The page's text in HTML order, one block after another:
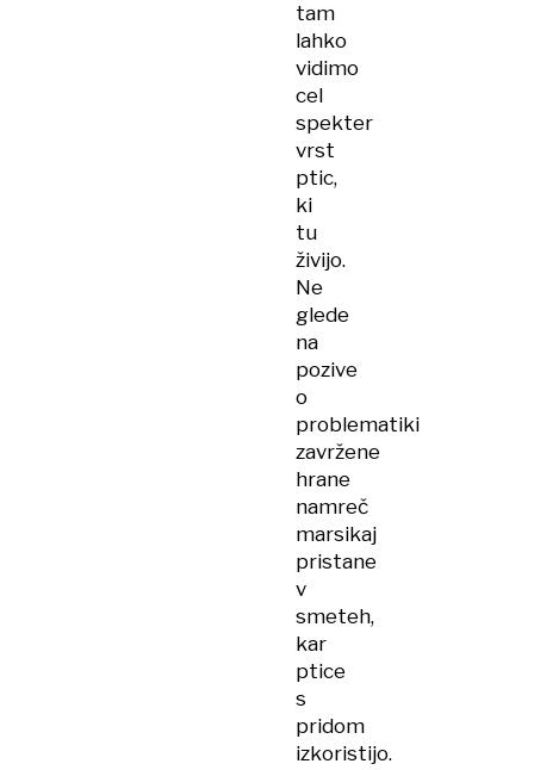
tam
lahko
vidimo
cel
spekter
vrst
ptic,
ki
tu
živijo.
Ne
glede
na
pozive
o
problematiki
zavržene
hrane
namreč
marsikaj
pristane
v
smeteh,
kar
ptice
s
pridom
izkoristijo.